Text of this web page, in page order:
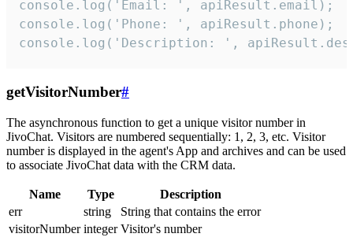
console.log('Email: ', apiResult.email);
console.log('Phone: ', apiResult.phone);
console.log('Description: ',
getVisitorNumber#
The asynchronous function to get a unique visitor number in
JivoChat. Visitors are numbered sequentially: 1, 2, 3, etc. Visitor
number is displayed in the agent's App and archives and can be used
to associate JivoChat data with the CRM data.
Name Type
Description
err
string
String that contains the error
visitorNumber integer Visitor's number